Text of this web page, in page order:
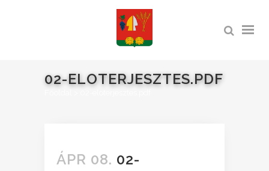
02-ELOTERJESZTES.PDF
ÁPR 08. 02-